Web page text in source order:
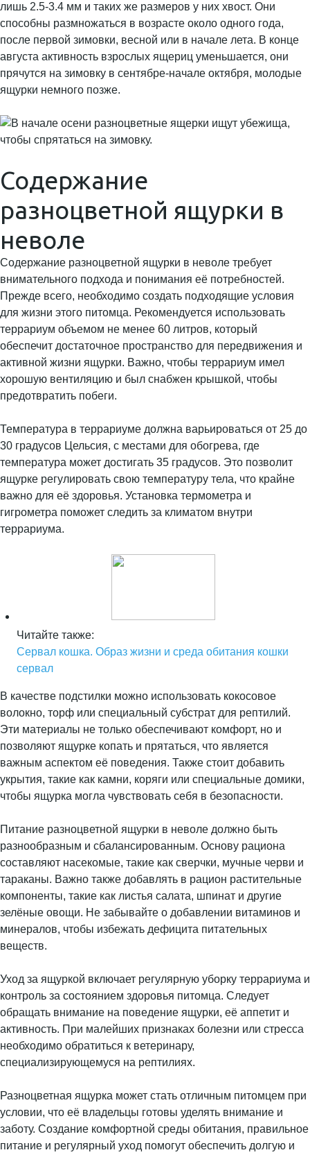
лишь 2.5-3.4 мм и таких же размеров у них хвост. Они
способны размножаться в возрасте около одного года,
после первой зимовки, весной или в начале лета. В конце
августа активность взрослых ящериц уменьшается, они
прячутся на зимовку в сентябре-начале октября, молодые
ящурки немного позже.
Содержание
разноцветной ящурки в
неволе
Содержание разноцветной ящурки в неволе требует
внимательного подхода и понимания её потребностей.
Прежде всего, необходимо создать подходящие условия
для жизни этого питомца. Рекомендуется использовать
террариум объемом не менее 60 литров, который
обеспечит достаточное пространство для передвижения и
активной жизни ящурки. Важно, чтобы террариум имел
хорошую вентиляцию и был снабжен крышкой, чтобы
предотвратить побеги.
Температура в террариуме должна варьироваться от 25 до
30 градусов Цельсия, с местами для обогрева, где
температура может достигать 35 градусов. Это позволит
ящурке регулировать свою температуру тела, что крайне
важно для её здоровья. Установка термометра и
гигрометра поможет следить за климатом внутри
террариума.
Читайте также:
Сервал кошка. Образ жизни и среда обитания кошки
сервал
В качестве подстилки можно использовать кокосовое
волокно, торф или специальный субстрат для рептилий.
Эти материалы не только обеспечивают комфорт, но и
позволяют ящурке копать и прятаться, что является
важным аспектом её поведения. Также стоит добавить
укрытия, такие как камни, коряги или специальные домики,
чтобы ящурка могла чувствовать себя в безопасности.
Питание разноцветной ящурки в неволе должно быть
разнообразным и сбалансированным. Основу рациона
составляют насекомые, такие как сверчки, мучные черви и
тараканы. Важно также добавлять в рацион растительные
компоненты, такие как листья салата, шпинат и другие
зелёные овощи. Не забывайте о добавлении витаминов и
минералов, чтобы избежать дефицита питательных
веществ.
Уход за ящуркой включает регулярную уборку террариума и
контроль за состоянием здоровья питомца. Следует
обращать внимание на поведение ящурки, её аппетит и
активность. При малейших признаках болезни или стресса
необходимо обратиться к ветеринару,
специализирующемуся на рептилиях.
Разноцветная ящурка может стать отличным питомцем при
условии, что её владельцы готовы уделять внимание и
заботу. Создание комфортной среды обитания, правильное
питание и регулярный уход помогут обеспечить долгую и